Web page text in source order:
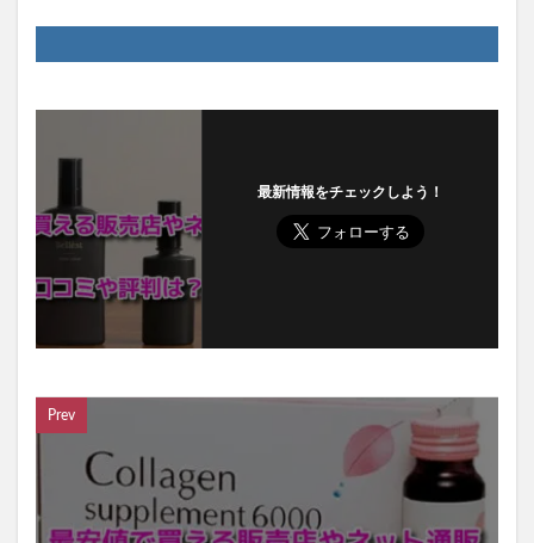
最新情報をチェックしよう！
Prev